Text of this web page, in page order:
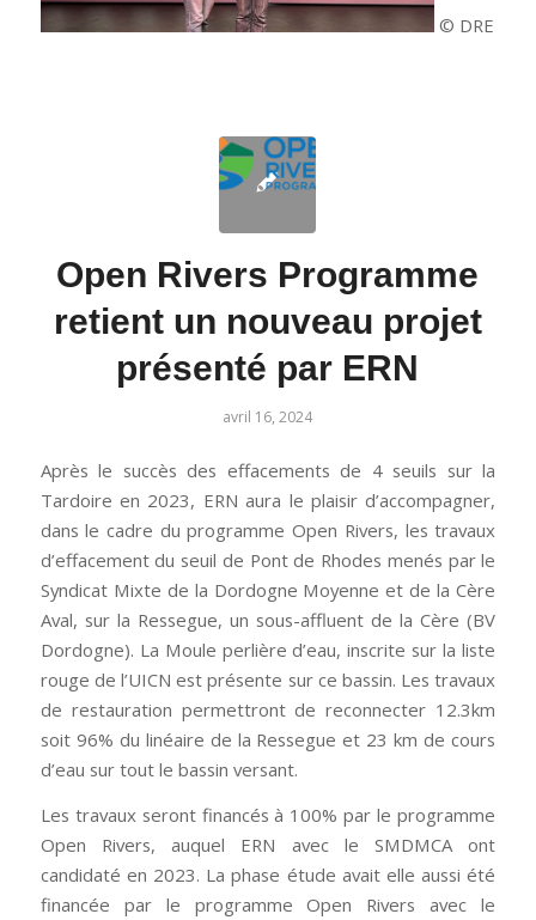
© DRE
Open Rivers Programme
retient un nouveau projet
présenté par ERN
avril 16, 2024
Après le succès des effacements de 4 seuils sur la
Tardoire en 2023, ERN aura le plaisir d’accompagner,
dans le cadre du programme Open Rivers, les travaux
d’effacement du seuil de Pont de Rhodes menés par le
Syndicat Mixte de la Dordogne Moyenne et de la Cère
Aval, sur la Ressegue, un sous-affluent de la Cère (BV
Dordogne). La Moule perlière d’eau, inscrite sur la liste
rouge de l’UICN est présente sur ce bassin. Les travaux
de restauration permettront de reconnecter 12.3km
soit 96% du linéaire de la Ressegue et 23 km de cours
d’eau sur tout le bassin versant.
Les travaux seront financés à 100% par le programme
Open Rivers, auquel ERN avec le SMDMCA ont
candidaté en 2023. La phase étude avait elle aussi été
financée par le programme Open Rivers avec le